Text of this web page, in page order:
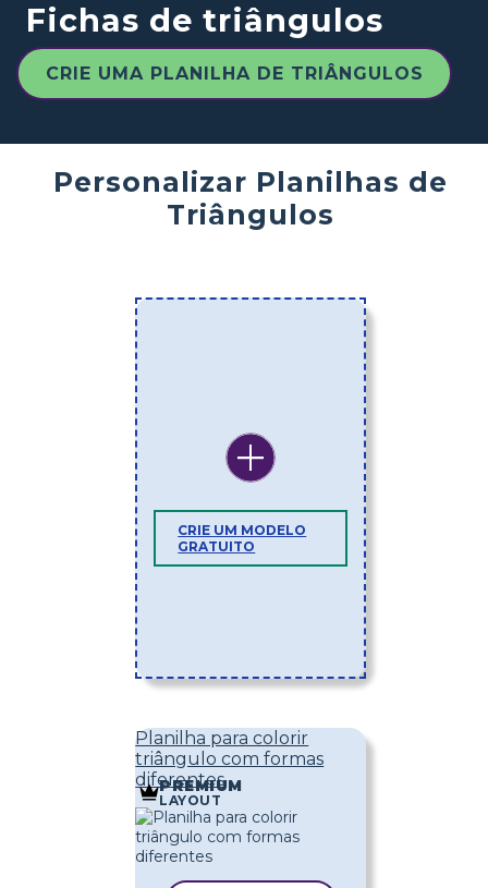
Fichas de triângulos
CRIE UMA PLANILHA DE TRIÂNGULOS
Personalizar Planilhas de
Triângulos
CRIE UM MODELO
GRATUITO
Planilha para colorir
triângulo com formas
diferentes
PREMIUM
LAYOUT